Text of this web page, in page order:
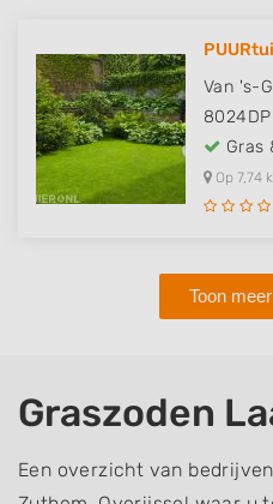
Van 's-
8024DP
Gras
Op 7,74
Toon
Graszoden
Een overzicht van